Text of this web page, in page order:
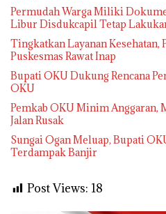
Permudah Warga Miliki
Libur Disdukcapil Tetap
Tingkatkan Layanan Kesehatan,
Puskesmas Rawat Inap
Bupati OKU Dukung Rencana
OKU
Pemkab OKU Minim Anggaran,
Jalan Rusak
Sungai Ogan Meluap, Bupati
Terdampak Banjir
Post Views: 18